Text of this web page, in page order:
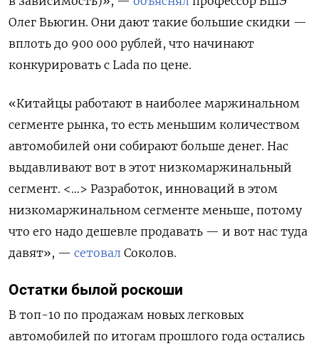
Олег Вьюгин. Они дают такие большие скидки —
вплоть до 900 000 рублей, что начинают
конкурировать с Lada по цене.
«Китайцы работают в наиболее маржинальном
сегменте рынка, то есть меньшим количеством
автомобилей они собирают больше денег. Нас
выдавливают вот в этот низкомаржинальный
сегмент. <…> Разработок, инноваций в этом
низкомаржинальном сегменте меньше, потому
что его надо дешевле продавать — и вот нас туда
давят», — сетовал Соколов.
Остатки былой роскоши
В топ-10 по продажам новых легковых
автомобилей по итогам прошлого года остались